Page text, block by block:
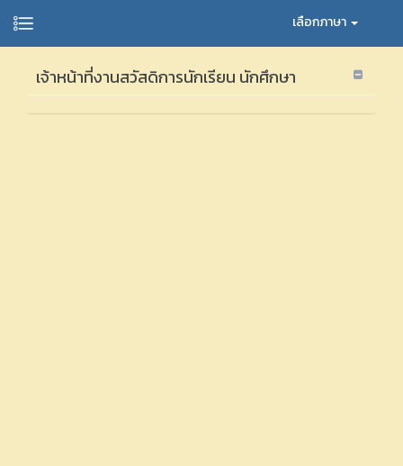
เลือกภาษา
เจ้าหน้าที่งานสวัสดิการนักเรียน นักศึกษา